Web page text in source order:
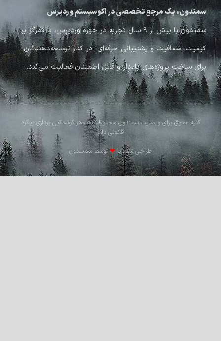
سمندون، یک مرجع تخصصی در اکوسیستم وردپرس
سمندون با بیش از ۹ سال تجربه در حوزه وردپرس، با تمرکز بر
کیفیت، شفافیت و پشتیبانی حرفه‌ای، در کنار توسعه‌دهندگان
برای ساخت پروژه‌های پایدار و قابل اطمینان فعالیت می‌کند.
کلیه حقوق برای وبسایت سمندون محفوظ است هر گونه کپی برداری پیگرد
قانونی دارد
طراحی شده با ❤توسط سمنــدون​​